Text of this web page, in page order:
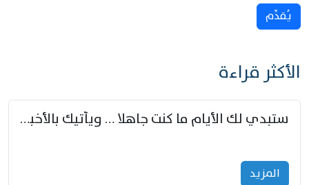
يُقدِّم
الأكثر قراءة
ستبدي لك الأيام ما كنت جاهلا … ويأتيك بالأخبار من لم تزوّد
المزید